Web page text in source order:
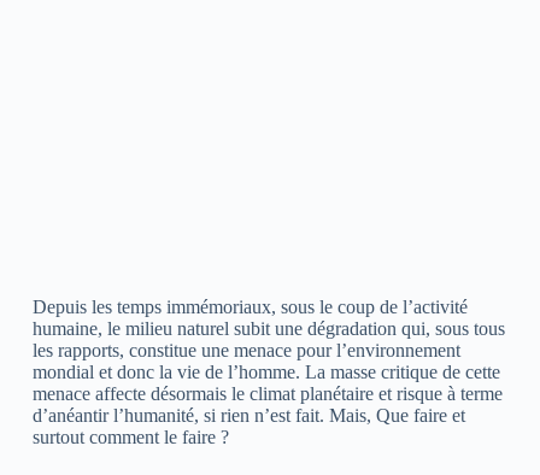
Depuis les temps immémoriaux, sous le coup de l’activité
humaine, le milieu naturel subit une dégradation qui, sous tous
les rapports, constitue une menace pour l’environnement
mondial et donc la vie de l’homme. La masse critique de cette
menace affecte désormais le climat planétaire et risque à terme
d’anéantir l’humanité, si rien n’est fait. Mais, Que faire et
surtout comment le faire ?